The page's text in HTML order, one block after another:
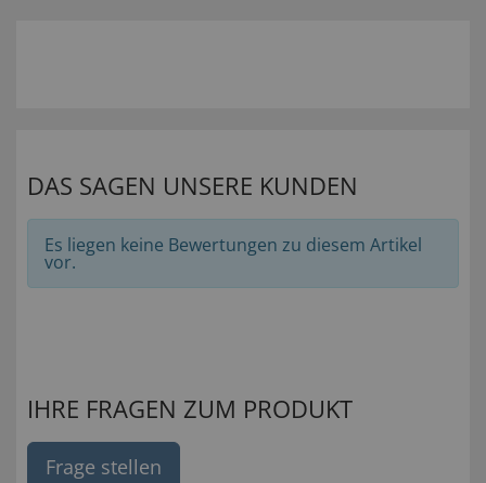
DAS SAGEN UNSERE KUNDEN
Es liegen keine Bewertungen zu diesem Artikel
vor.
IHRE FRAGEN ZUM PRODUKT
Frage stellen